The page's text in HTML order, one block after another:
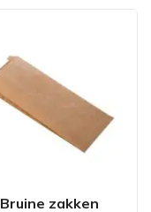
Bruine zakken